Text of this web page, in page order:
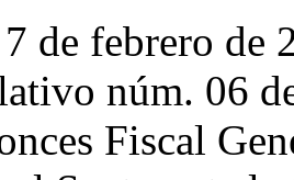
de febrero de
núm. 06
Fiscal